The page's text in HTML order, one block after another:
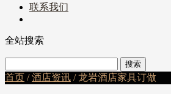
联系我们
全站搜索
首页 /酒店资讯 / 龙岩酒店家具订做